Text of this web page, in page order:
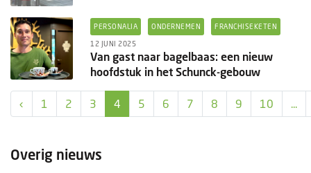
PERSONALIA ONDERNEMEN FRANCHISEKETEN
12 JUNI 2025
Van gast naar bagelbaas: een nieuw
hoofdstuk in het Schunck-gebouw
‹ 1 2 3 4 5 6 7 8 9 10 ...
Overig nieuws